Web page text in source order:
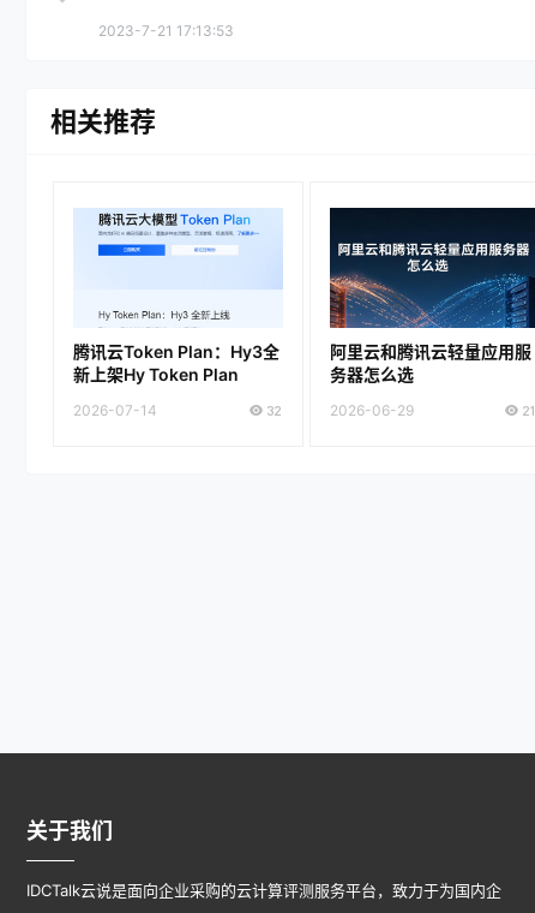
2023-7-21 17:13:53
相关推荐
腾讯云Token Plan：Hy3全
新上架Hy Token Plan
2026-07-14 32
阿里云和腾讯云轻量应用服
务器怎么选
2026-06-29 21
关于我们
IDCTalk云说是面向企业采购的云计算评测服务平台，致力于为国内企